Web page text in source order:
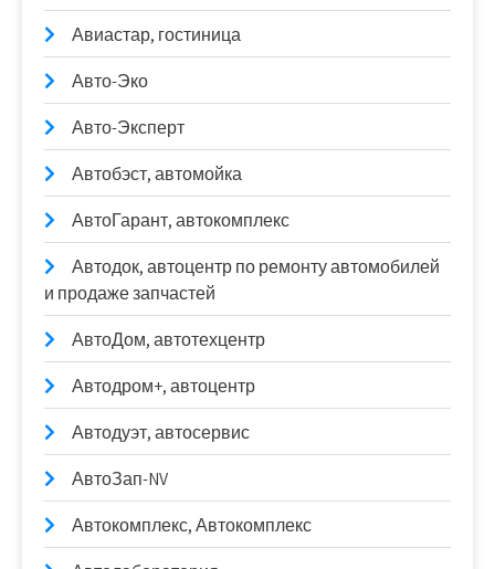
Авиастар, гостиница
Авто-Эко
Авто-Эксперт
Автобэст, автомойка
АвтоГарант, автокомплекс
Автодок, автоцентр по ремонту автомобилей
и продаже запчастей
АвтоДом, автотехцентр
Автодром+, автоцентр
Автодуэт, автосервис
АвтоЗап-NV
Автокомплекс, Автокомплекс